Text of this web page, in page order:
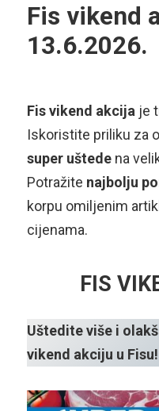
Fis vikend
13.6.2026.
Fis vikend akcija je
Iskoristite priliku za
super uštedena
Potražite najbolju
korpu omiljenim
cijenama.
FIS
Uštedite više i
vikend akciju u Fisu!